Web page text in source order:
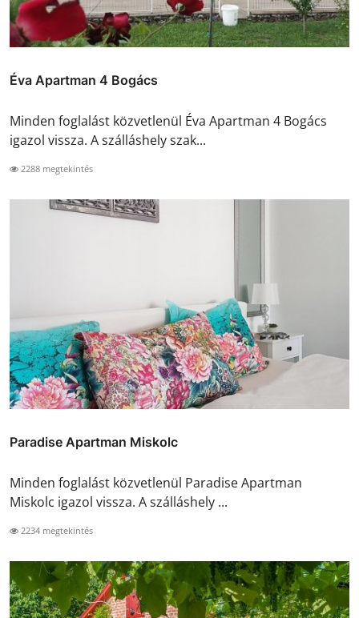
Éva Apartman 4 Bogács
Minden foglalást közvetlenül Éva Apartman 4 Bogács
igazol vissza. A szálláshely szak...
2288 megtekintés
Paradise Apartman Miskolc
Minden foglalást közvetlenül Paradise Apartman
Miskolc igazol vissza. A szálláshely ...
2234 megtekintés